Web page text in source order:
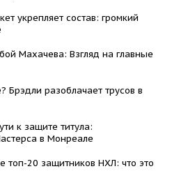
укрепляет состав: громкий
Махачева: Взгляд на главные
Брэдли разоблачает трусов в
к защите титула:
в Монреале
топ-20 защитников НХЛ: что это